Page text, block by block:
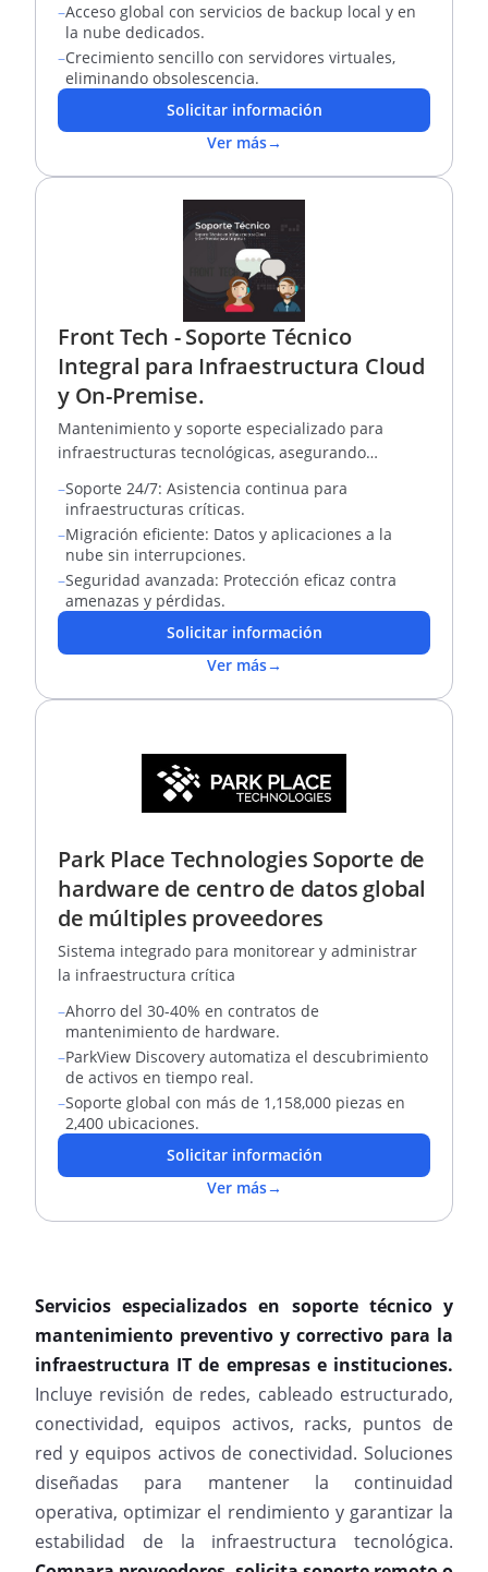
–Acceso global con servicios de backup local y en
la nube dedicados.
–Crecimiento sencillo con servidores virtuales,
eliminando obsolescencia.
Solicitar información
Ver más→
Front Tech - Soporte Técnico
Integral para Infraestructura Cloud
y On-Premise.
Mantenimiento y soporte especializado para
infraestructuras tecnológicas, asegurando
–Soporte 24/7: Asistencia continua para
infraestructuras críticas.
–Migración eficiente: Datos y aplicaciones a la
nube sin interrupciones.
–Seguridad avanzada: Protección eficaz contra
amenazas y pérdidas.
Solicitar información
Ver más→
Park Place Technologies Soporte de
hardware de centro de datos global
de múltiples proveedores
Sistema integrado para monitorear y administrar
la infraestructura crítica
–Ahorro del 30-40% en contratos de
mantenimiento de hardware.
–ParkView Discovery automatiza el descubrimiento
de activos en tiempo real.
–Soporte global con más de 1,158,000 piezas en
2,400 ubicaciones.
Solicitar información
Ver más→
Servicios especializados en soporte técnico y
mantenimiento preventivo y correctivo para la
infraestructura IT de empresas e instituciones.
Incluye revisión de redes, cableado estructurado,
conectividad, equipos activos, racks, puntos de
red y equipos activos de conectividad. Soluciones
diseñadas para mantener la continuidad
operativa, optimizar el rendimiento y garantizar la
estabilidad de la infraestructura tecnológica.